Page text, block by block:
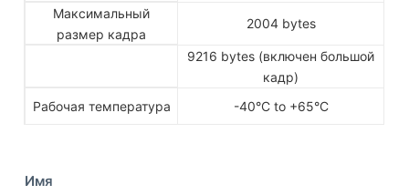
Максимальный
размер кадра
2004 bytes
9216 bytes (включен большой
кадр)
Рабочая температура
-40°C to +65°C
Имя